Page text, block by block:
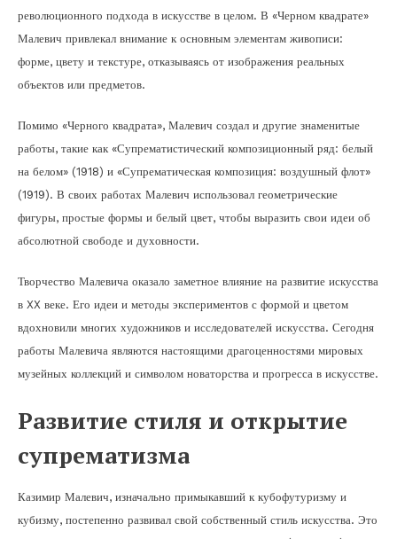
революционного подхода в искусстве в целом. В «Черном квадрате»
Малевич привлекал внимание к основным элементам живописи:
форме, цвету и текстуре, отказываясь от изображения реальных
объектов или предметов.
Помимо «Черного квадрата», Малевич создал и другие знаменитые
работы, такие как «Супрематистический композиционный ряд: белый
на белом» (1918) и «Супрематическая композиция: воздушный флот»
(1919). В своих работах Малевич использовал геометрические
фигуры, простые формы и белый цвет, чтобы выразить свои идеи об
абсолютной свободе и духовности.
Творчество Малевича оказало заметное влияние на развитие искусства
в XX веке. Его идеи и методы экспериментов с формой и цветом
вдохновили многих художников и исследователей искусства. Сегодня
работы Малевича являются настоящими драгоценностями мировых
музейных коллекций и символом новаторства и прогресса в искусстве.
Развитие стиля и открытие
супрематизма
Казимир Малевич, изначально примыкавший к кубофутуризму и
кубизму, постепенно развивал свой собственный стиль искусства. Это